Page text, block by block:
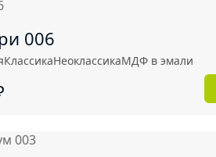
006
КлассикаНеоклассикаМДФ в эмали